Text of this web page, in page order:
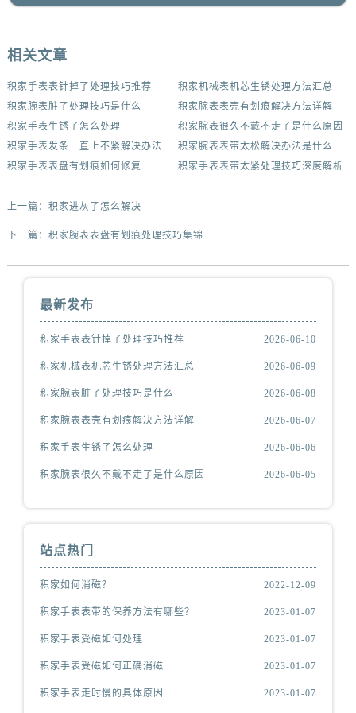
相关文章
积家手表表针掉了处理技巧推荐
积家机械表机芯生锈处理方法汇总
积家腕表脏了处理技巧是什么
积家腕表表壳有划痕解决方法详解
积家手表生锈了怎么处理
积家腕表很久不戴不走了是什么原因
积家腕表表带太松解决办法是什么
积家手表表盘有划痕如何修复
积家手表表带太紧处理技巧深度解析
上一篇： 积家进灰了怎么解决
下一篇： 积家腕表表盘有划痕处理技巧集锦
最新发布
积家手表表针掉了处理技巧推荐 2026-06-10
积家机械表机芯生锈处理方法汇总 2026-06-09
积家腕表脏了处理技巧是什么 2026-06-08
积家腕表表壳有划痕解决方法详解 2026-06-07
积家手表生锈了怎么处理 2026-06-06
积家腕表很久不戴不走了是什么原因 2026-06-05
站点热门
积家如何消磁？ 2022-12-09
积家手表表带的保养方法有哪些？ 2023-01-07
积家手表受磁如何处理 2023-01-07
积家手表受磁如何正确消磁 2023-01-07
积家手表走时慢的具体原因 2023-01-07